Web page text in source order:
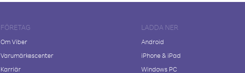
FÖRETAG
Om Viber
Varumärkescenter
Karriär
LADDA NER
Android
iPhone & iPad
Windows PC